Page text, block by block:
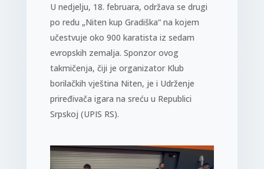
U nedjelju, 18. februara, održava se drugi
po redu „Niten kup Gradiška“ na kojem
učestvuje oko 900 karatista iz sedam
evropskih zemalja. Sponzor ovog
takmičenja, čiji je organizator Klub
borilačkih vještina Niten, je i Udrženje
priređivača igara na sreću u Republici
Srpskoj (UPIS RS).